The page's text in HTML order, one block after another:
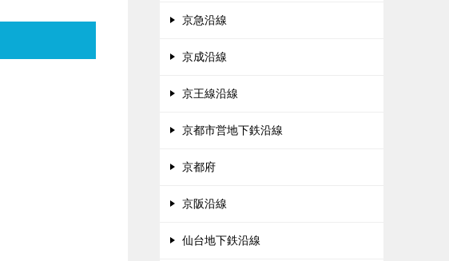
京急沿線
京成沿線
京王線沿線
京都市営地下鉄沿線
京都府
京阪沿線
仙台地下鉄沿線